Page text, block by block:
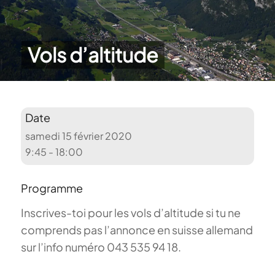
Vols d’altitude
Date
samedi 15 février 2020
9:45 - 18:00
Programme
Inscrives-toi pour les vols d’altitude si tu ne
comprends pas l’annonce en suisse allemand
sur l’info numéro 043 535 94 18.